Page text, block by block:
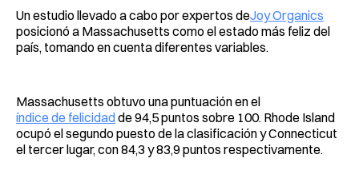
Un estudio llevado a cabo por expertos deJoy Organics
posicionó a Massachusetts como el estado más feliz del
país, tomando en cuenta diferentes variables.
Massachusetts obtuvo una puntuación en el
índice de felicidadde 94,5 puntos sobre 100. Rhode Island
ocupó el segundo puesto de la clasificación y Connecticut
el tercer lugar, con 84,3 y 83,9 puntos respectivamente.